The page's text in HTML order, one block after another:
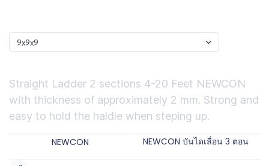
9x9x9
Straight Ladder 2 sections 4-20 Feet NEWCON
with thickness of approximately 2 mm. Strong and
easy to hold the haldle when steping up.
NEWCON NEWCON บันไดเลื่อน 3 ตอน